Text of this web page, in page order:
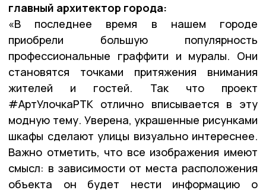
главный архитектор города:
«В последнее время в нашем городе
приобрели большую популярность
профессиональные граффити и муралы. Они
становятся точками притяжения внимания
жителей и гостей. Так что проект
#АртУлочкаРТК отлично вписывается в эту
модную тему. Уверена, украшенные рисунками
шкафы сделают улицы визуально интереснее.
Важно отметить, что все изображения имеют
смысл: в зависимости от места расположения
объекта он будет нести информацию о